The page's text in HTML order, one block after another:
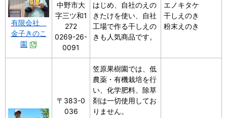
有限会社
金子きのこ
園
中野市大
字三ツ和1
272
0269-26-
0091
はじめ、自社のえの
きたけを使い、自社
工場で作る干しえの
きも人気商品です。
エノキタケ
干しえのき
粉末えのき
〒383-0
036
笠原果樹園では、低
農薬・有機栽培を行
い、化学肥料、除草
剤は一切使用してお
りません。